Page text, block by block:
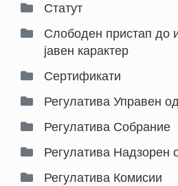
Статут
Слободен пристап до
јавен карактер
Сертификати
Регулатива Управен
Регулатива Собрание
Регулатива Надзорен
Регулатива Комисии